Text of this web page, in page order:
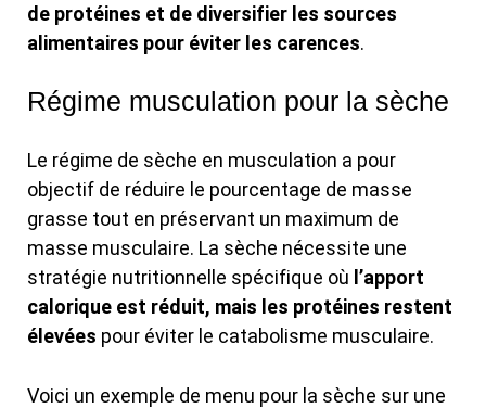
de protéines et de diversifier les sources
alimentaires pour éviter les carences.
Régime musculation pour la sèche
Le régime de sèche en musculation a pour
objectif de réduire le pourcentage de masse
grasse tout en préservant un maximum de
masse musculaire. La sèche nécessite une
stratégie nutritionnelle spécifique où l’apport
calorique est réduit, mais les protéines restent
élevées pour éviter le catabolisme musculaire.
Voici un exemple de menu pour la sèche sur une